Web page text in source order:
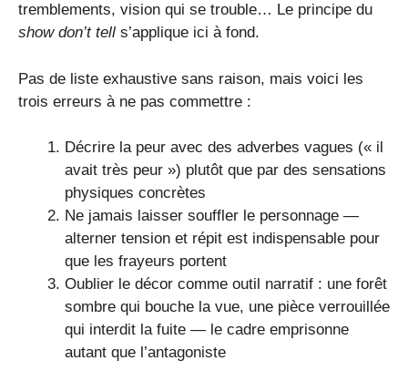
tremblements, vision qui se trouble… Le principe du
show don’t tell s’applique ici à fond.
Pas de liste exhaustive sans raison, mais voici les
trois erreurs à ne pas commettre :
Décrire la peur avec des adverbes vagues (« il
avait très peur ») plutôt que par des sensations
physiques concrètes
Ne jamais laisser souffler le personnage —
alterner tension et répit est indispensable pour
que les frayeurs portent
Oublier le décor comme outil narratif : une forêt
sombre qui bouche la vue, une pièce verrouillée
qui interdit la fuite — le cadre emprisonne
autant que l’antagoniste